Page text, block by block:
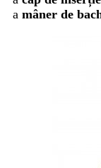
a mâner de